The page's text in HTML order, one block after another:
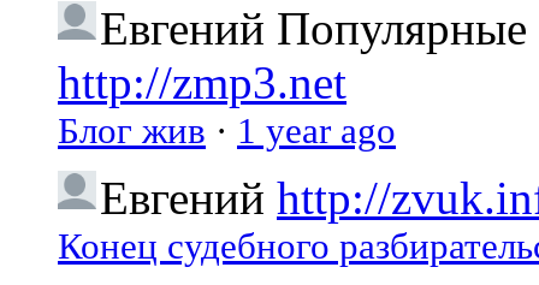
Евгений Популярные
http://zmp3.net
Блог жив · 1 year ago
Евгений http://
Конец судебного